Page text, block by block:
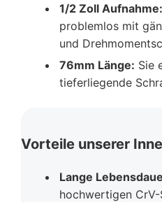
1/2 Zoll Aufnahme:
problemlos mit
und
76mm Länge: Sie
tieferliegende
Vorteile unserer
Lange
hochwertigen